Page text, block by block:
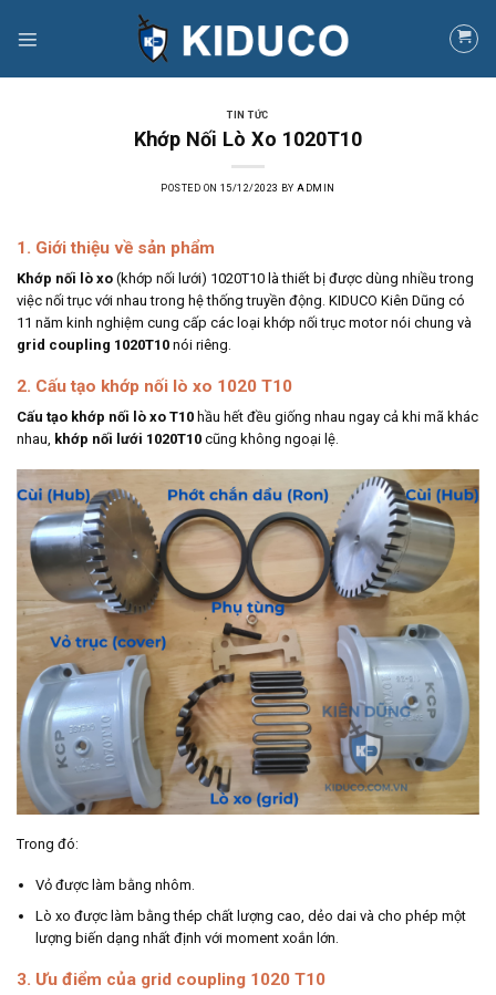
TIN TỨC
Khớp Nối Lò Xo 1020T10
POSTED ON 15/12/2023 BYADMIN
1. Giới thiệu về sản phẩm
Khớp nối lò xo (khớp nối lưới) 1020T10 là thiết bị được dùng nhiều trong
việc nối trục với nhau trong hệ thống truyền động. KIDUCO Kiên Dũng có
11 năm kinh nghiệm cung cấp các loại khớp nối trục motor nói chung và
grid coupling 1020T10 nói riêng.
2. Cấu tạo khớp nối lò xo 1020 T10
Cấu tạo khớp nối lò xo T10 hầu hết đều giống nhau ngay cả khi mã khác
nhau, khớp nối lưới 1020T10 cũng không ngoại lệ.
Trong đó:
Vỏ được làm bằng nhôm.
Lò xo được làm bằng thép chất lượng cao, dẻo dai và cho phép một
lượng biến dạng nhất định với moment xoắn lớn.
3. Ưu điểm của grid coupling 1020 T10